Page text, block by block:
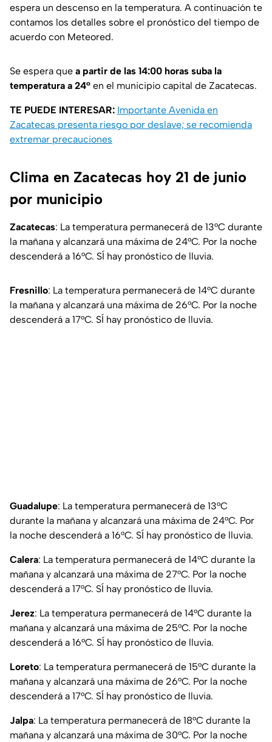
espera un descenso en la temperatura. A continuación te
contamos los detalles sobre el pronóstico del tiempo de
acuerdo con Meteored.
Se espera que a partir de las 14:00 horas suba la
temperatura a 24° en el municipio capital de Zacatecas.
TE PUEDE INTERESAR: Importante Avenida en
Zacatecas presenta riesgo por deslave; se recomienda
extremar precauciones
Clima en Zacatecas hoy 21 de junio
por municipio
Zacatecas: La temperatura permanecerá de 13°C durante
la mañana y alcanzará una máxima de 24°C. Por la noche
descenderá a 16°C. SÍ hay pronóstico de lluvia.
Fresnillo: La temperatura permanecerá de 14°C durante
la mañana y alcanzará una máxima de 26°C. Por la noche
descenderá a 17°C. SÍ hay pronóstico de lluvia.
Guadalupe: La temperatura permanecerá de 13°C
durante la mañana y alcanzará una máxima de 24°C. Por
la noche descenderá a 16°C. SÍ hay pronóstico de lluvia.
Calera: La temperatura permanecerá de 14°C durante la
mañana y alcanzará una máxima de 27°C. Por la noche
descenderá a 17°C. SÍ hay pronóstico de lluvia.
Jerez: La temperatura permanecerá de 14°C durante la
mañana y alcanzará una máxima de 25°C. Por la noche
descenderá a 16°C. SÍ hay pronóstico de lluvia.
Loreto: La temperatura permanecerá de 15°C durante la
mañana y alcanzará una máxima de 26°C. Por la noche
descenderá a 17°C. SÍ hay pronóstico de lluvia.
Jalpa: La temperatura permanecerá de 18°C durante la
mañana y alcanzará una máxima de 30°C. Por la noche